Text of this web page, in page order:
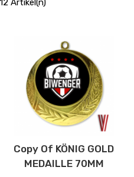
Artikel(n)
Copy Of KÖNIG GOLD
MEDAILLE 70MM